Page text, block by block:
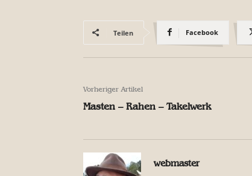
Teilen Facebook
Vorheriger Artikel
Masten – Rahen – Takelwerk
webmaster